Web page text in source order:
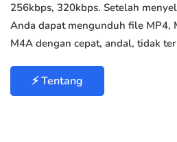
256kbps, 320kbps. Setelah
Anda dapat mengunduh file MP4,
M4A dengan cepat, andal, tidak
⚡ Tentang